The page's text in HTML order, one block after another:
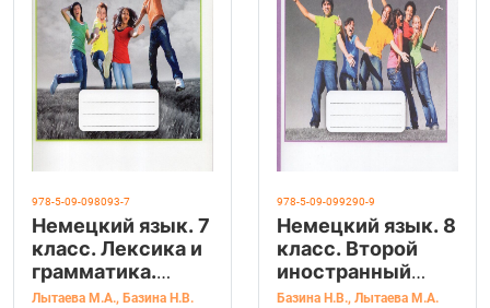
978-5-09-098093-7
Немецкий язык. 7
класс. Лексика и
грамматика.
Сборник
Лытаева М.А., Базина Н.В.
978-5-09-099290-9
Немецкий язык. 8
класс. Второй
иностранный
язык. Лексика и
Базина Н.В., Лытаева М.А.